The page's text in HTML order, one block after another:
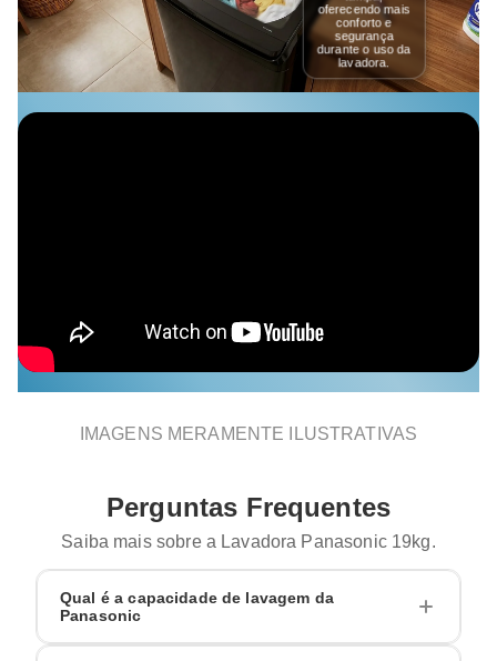
oferecendo mais
conforto e
segurança
durante o uso da
lavadora.
IMAGENS MERAMENTE ILUSTRATIVAS
Perguntas Frequentes
Saiba mais sobre a Lavadora Panasonic 19kg.
Qual é a capacidade de lavagem da
Panasonic